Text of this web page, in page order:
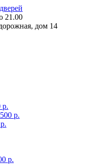
дверей
21.00
дом 14
р.
р.
р.